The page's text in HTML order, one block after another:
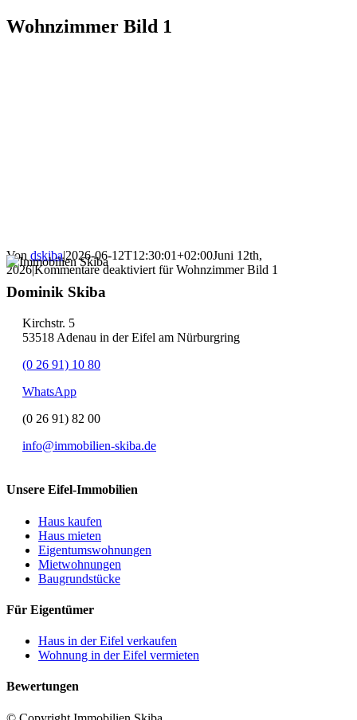
Wohnzimmer Bild 1
Von dskiba|2026-06-12T12:30:01+02:00Juni 12th,
2026|Kommentare deaktiviert für Wohnzimmer Bild 1
Dominik Skiba
Kirchstr. 5
53518 Adenau in der Eifel am Nürburgring
(0 26 91) 10 80
WhatsApp
(0 26 91) 82 00
info@immobilien-skiba.de
Unsere Eifel-Immobilien
Haus kaufen
Haus mieten
Eigentumswohnungen
Mietwohnungen
Baugrundstücke
Für Eigentümer
Haus in der Eifel verkaufen
Wohnung in der Eifel vermieten
Bewertungen